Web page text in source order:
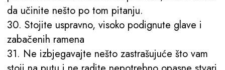
da učinite nešto po tom pitanju.
30. Stojite uspravno, visoko podignute glave i
zabačenih ramena
31. Ne izbjegavajte nešto zastrašujuće što vam